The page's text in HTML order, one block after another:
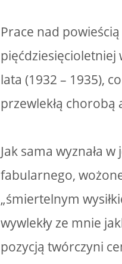
Prace nad
pięćdziesięcioletniej
lata (1932 – 1935),
przewlekłą chorobą
Jak sama wyznała
fabularnego,
„śmiertelnym
wywlekły ze mnie
pozycją twórczyni